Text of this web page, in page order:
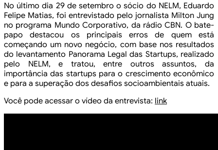
No último dia 29 de setembro o sócio do NELM, Eduardo
Felipe Matias, foi entrevistado pelo jornalista Milton Jung
no programa Mundo Corporativo, da rádio CBN. O bate-
papo destacou osprincipais erros de quem está
começando um novo negócio, com base nosresultados
do levantamento Panorama Legal das Startups, realizado
pelo NELM, e tratou, entre outros assuntos, da
importância das startups para o crescimentoeconômico
e para a superação dos desafios socioambientais atuais.
Você pode acessar o vídeo da entrevista: link